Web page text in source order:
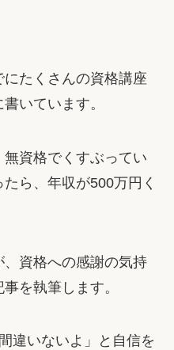
たくさんの資格講座
いています。
資格でくすぶってい
ら、年収が500万円く
資格への感謝の気持
を執筆します。
違いないよ」と自信を